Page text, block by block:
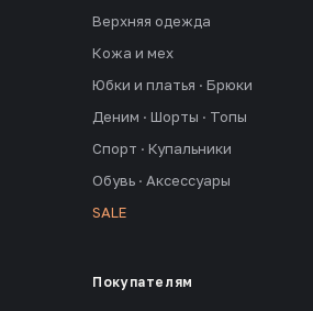
Верхняя одежда
Кожа и мех
Юбки и платья · Брюки
Деним · Шорты · Топы
Спорт · Купальники
Обувь · Аксессуары
SALE
Покупателям